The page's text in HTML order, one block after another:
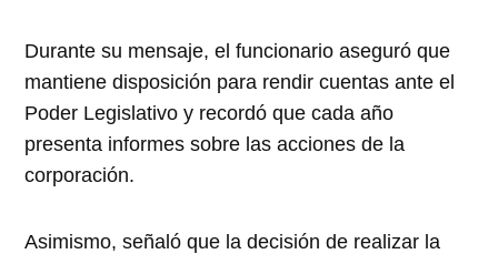
Durante su mensaje, el funcionario aseguró que
mantiene disposición para rendir cuentas ante el
Poder Legislativo y recordó que cada año
presenta informes sobre las acciones de la
corporación.
Asimismo, señaló que la decisión de realizar la